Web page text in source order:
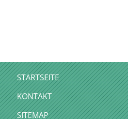
STARTSEITE
KONTAKT
SITEMAP